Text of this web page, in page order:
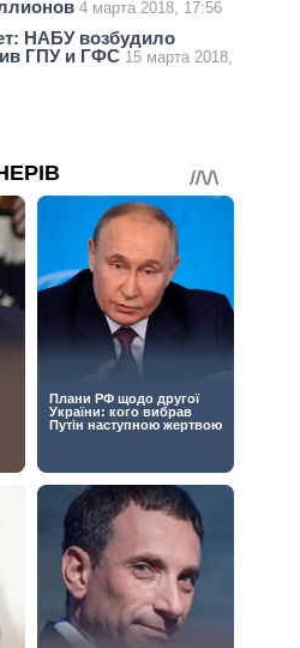
4 марта 2018, 17:56
НАБУ возбудило
ГПУ и ГФС 15 марта 2018,